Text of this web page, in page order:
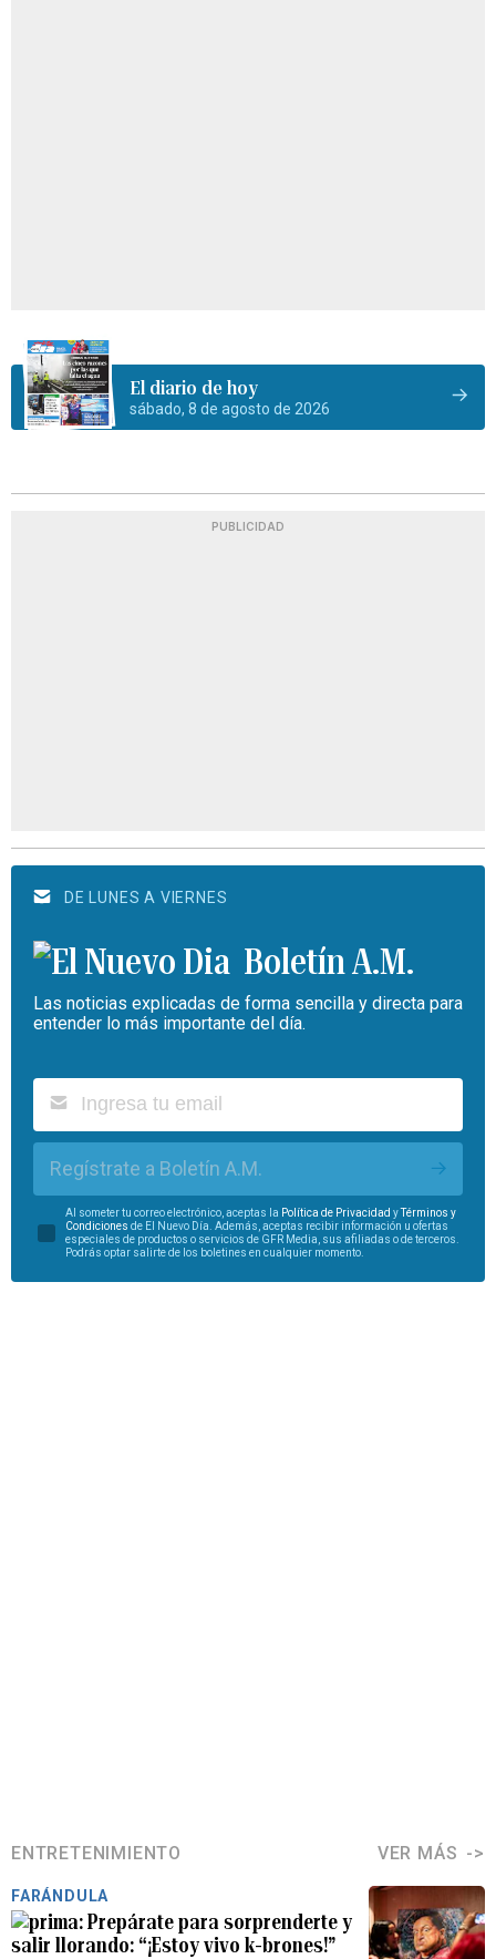
El diario de hoy
sábado, 8 de agosto de 2026
PUBLICIDAD
DE LUNES A VIERNES
Boletín A.M.
Las noticias explicadas de forma sencilla y directa para
entender lo más importante del día.
Regístrate a Boletín A.M.
Al someter tu correo electrónico, aceptas la Política de Privacidad yTérminos y
Condiciones de El Nuevo Día. Además, aceptas recibir información u ofertas
especiales de productos o servicios de GFR Media, sus afiliadas o de terceros.
Podrás optar salirte de los boletines en cualquier momento.
ENTRETENIMIENTO VER MÁS
FARÁNDULA
Prepárate para sorprenderte y
salir llorando: “¡Estoy vivo k-brones!”